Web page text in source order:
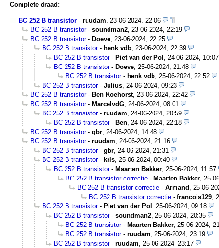
Complete draad:
BC 252 B transistor - ruudam
23-06-2024, 22:06
BC 252 B transistor- soundman2 23-06-2024, 22:19
BC 252 B transistor- Doeve 23-06-2024, 22:25
BC 252 B transistor- henk vdb 23-06-2024, 22:39
BC 252 B transistor- Piet van der Pol
24-06-2024, 10:07
BC 252 B transistor- Doeve 25-06-2024, 21:48
BC 252 B transistor- henk vdb 25-06-2024, 22:52
BC 252 B transistor- Julius 24-06-2024, 09:23
BC 252 B transistor- Ben Koehorst, 23-06-2024, 22:42
BC 252 B transistor- MarcelvdG 24-06-2024, 08:01
BC 252 B transistor- ruudam
24-06-2024, 20:59
BC 252 B transistor- Ben 24-06-2024, 22:18
BC 252 B transistor- gbr 24-06-2024, 14:48
BC 252 B transistor- ruudam
24-06-2024, 21:16
BC 252 B transistor- gbr 24-06-2024, 21:31
BC 252 B transistor- kris 25-06-2024, 00:40
BC 252 B transistor- Maarten Bakker 25-06-2024, 11:57
BC 252 B transistor correctie - Maarten Bakker 25-
BC 252 B transistor correctie - Armand
25-06-
BC 252 B transistor correctie - francois129
BC 252 B transistor- Piet van der Pol
25-06-2024, 09:18
BC 252 B transistor- soundman2 25-06-2024, 20:35
BC 252 B transistor- Maarten Bakker 25-06-2024,
BC 252 B transistor- ruudam
25-06-2024, 23:19
BC 252 B transistor- ruudam
25-06-2024, 23:17